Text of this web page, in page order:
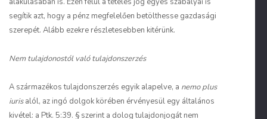
segítik azt, hogy a pénz megfelelően betölthesse gazdasági
szerepét. Alább ezekre részletesebben kitérünk.
Nem tulajdonostól való tulajdonszerzés
A származékos tulajdonszerzés egyik alapelve, a nemo plus
iurisalól, az ingó dolgok körében érvényesül egy általános
kivétel: a Ptk. 5:39. § szerint a dolog tulajdonjogát nem